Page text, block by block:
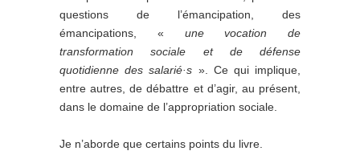
questions de l’émancipation, des
émancipations, « une vocation de
transformation sociale et de défense
quotidienne des salarié·s ». Ce qui implique,
entre autres, de débattre et d’agir, au présent,
dans le domaine de l’appropriation sociale.
Je n’aborde que certains points du livre.